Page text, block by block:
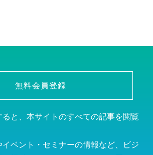
無料会員登録
と、本サイトのすべての記事を閲覧
イベント・セミナーの情報など、ビジ